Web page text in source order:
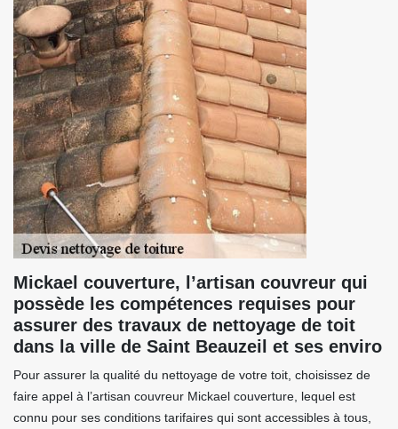
Mickael couverture, l’artisan couvreur qui
possède les compétences requises pour
assurer des travaux de nettoyage de toit
dans la ville de Saint Beauzeil et ses enviro
Pour assurer la qualité du nettoyage de votre toit, choisissez de
faire appel à l’artisan couvreur Mickael couverture, lequel est
connu pour ses conditions tarifaires qui sont accessibles à tous,